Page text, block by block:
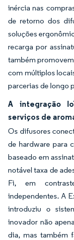
inércia nas
de retorno dos
soluções
recarga por
também
com múltiplos
parcerias de longo
A integração
serviços de
Os difusores
de hardware para
baseado em
notável taxa de
Fi, em
independentes. A
introduziu o
inovador não
dia, mas também